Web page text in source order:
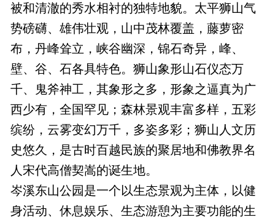
被和清澈的秀水相衬的独特地貌。太平狮山气
势磅礴、雄伟壮观，山中茂林覆盖，藤萝密
布，丹峰耸立，峡谷幽深，锦石奇异，峰、
壁、谷、石各具特色。狮山象形山石仪态万
千、鬼斧神工，其象形之多，形象之逼真为广
西少有，全国罕见；森林景观丰富多样，五彩
缤纷，云雾变幻万千，多姿多彩；狮山人文历
史悠久，是古时百越民族的聚居地和佛教界名
人宋代高僧契嵩的诞生地。
岑溪东山公园是一个以生态景观为主体，以健
身活动、休息娱乐、生态游憩为主要功能的生